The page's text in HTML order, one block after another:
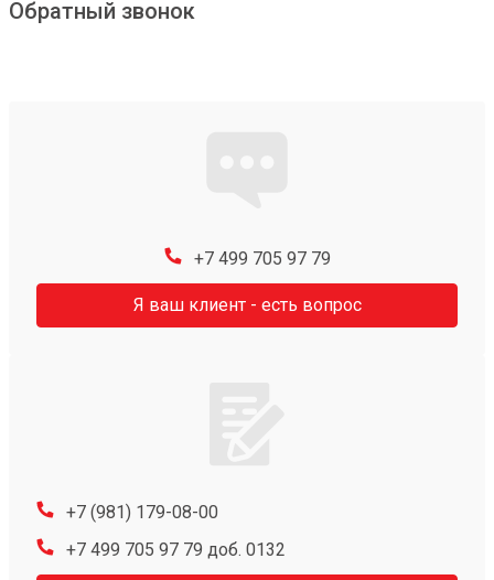
Обратный звонок
+7 499 705 97 79
Я ваш клиент - есть вопрос
+7 (981) 179-08-00
+7 499 705 97 79 доб. 0132